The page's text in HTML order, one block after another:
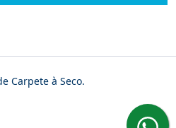
Carpete à Seco.